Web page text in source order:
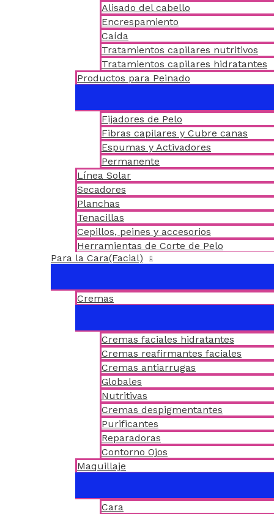
Alisado del cabello
Encrespamiento
Caída
Tratamientos capilares nutritivos
Tratamientos capilares hidratantes
Productos para Peinado
Fijadores de Pelo
Fibras capilares y Cubre canas
Espumas y Activadores
Permanente
Línea Solar
Secadores
Planchas
Tenacillas
Cepillos, peines y accesorios
Herramientas de Corte de Pelo
Para la Cara(Facial)
Cremas
Cremas faciales hidratantes
Cremas reafirmantes faciales
Cremas antiarrugas
Globales
Nutritivas
Cremas despigmentantes
Purificantes
Reparadoras
Contorno Ojos
Maquillaje
Cara